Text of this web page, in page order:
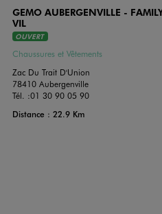
GEMO AUBERGENVILLE -
VIL
OUVERT
Chaussures et Vêtements
Zac Du Trait D'Union
78410 Aubergenville
Tél. :01 30 90 05 90
Distance : 22.9 Km